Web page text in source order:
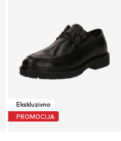
Ekskluzivno
PROMOCIJA